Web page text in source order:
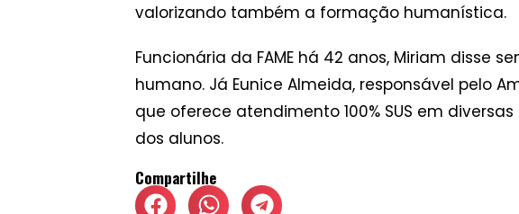
valorizando também a formação humanística.
Funcionária da FAME há 42 anos, Miriam
humano. Já Eunice Almeida, responsável pelo
que oferece atendimento 100% SUS em
dos alunos.
Compartilhe